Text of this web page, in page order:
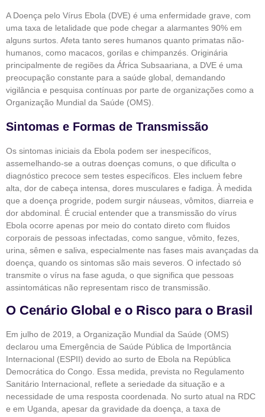
A Doença pelo Vírus Ebola (DVE) é uma enfermidade grave, com
uma taxa de letalidade que pode chegar a alarmantes 90% em
alguns surtos. Afeta tanto seres humanos quanto primatas não-
humanos, como macacos, gorilas e chimpanzés. Originária
principalmente de regiões da África Subsaariana, a DVE é uma
preocupação constante para a saúde global, demandando
vigilância e pesquisa contínuas por parte de organizações como a
Organização Mundial da Saúde (OMS).
Sintomas e Formas de Transmissão
Os sintomas iniciais da Ebola podem ser inespecíficos,
assemelhando-se a outras doenças comuns, o que dificulta o
diagnóstico precoce sem testes específicos. Eles incluem febre
alta, dor de cabeça intensa, dores musculares e fadiga. À medida
que a doença progride, podem surgir náuseas, vômitos, diarreia e
dor abdominal. É crucial entender que a transmissão do vírus
Ebola ocorre apenas por meio do contato direto com fluidos
corporais de pessoas infectadas, como sangue, vômito, fezes,
urina, sêmen e saliva, especialmente nas fases mais avançadas da
doença, quando os sintomas são mais severos. O infectado só
transmite o vírus na fase aguda, o que significa que pessoas
assintomáticas não representam risco de transmissão.
O Cenário Global e o Risco para o Brasil
Em julho de 2019, a Organização Mundial da Saúde (OMS)
declarou uma Emergência de Saúde Pública de Importância
Internacional (ESPII) devido ao surto de Ebola na República
Democrática do Congo. Essa medida, prevista no Regulamento
Sanitário Internacional, reflete a seriedade da situação e a
necessidade de uma resposta coordenada. No surto atual na RDC
e em Uganda, apesar da gravidade da doença, a taxa de